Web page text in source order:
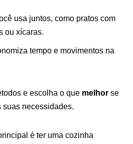
usa juntos, como pratos com
ou xícaras.
tempo e movimentos na
e escolha o que melhor se
suas necessidades.
é ter uma cozinha